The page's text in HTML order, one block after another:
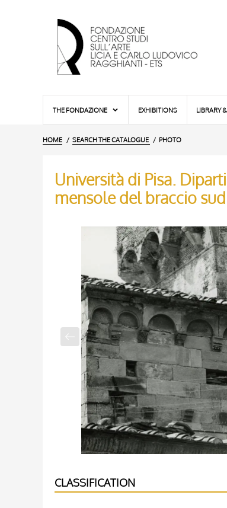
THE FONDAZIONE EXHIBITIONS LIBRARY
HOME SEARCH THE CATALOGUE PHOTO
Università di Pisa.
mensole del braccio
CLASSIFICATION